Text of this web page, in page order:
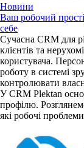
Новини
Ваш робочий
себе
Сучасна CRM для
клієнтів та
користувача.
роботу в системі
контролювати
У CRM Plektan
профілю.
які робочі